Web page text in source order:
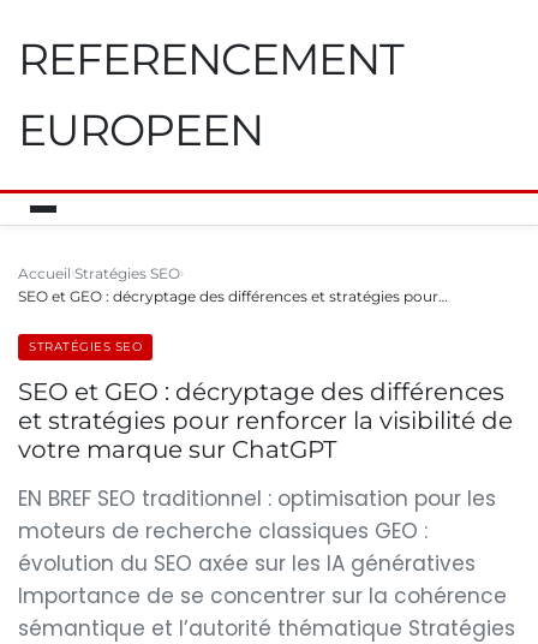
REFERENCEMENT
EUROPEEN
Accueil Stratégies SEO
SEO et GEO : décryptage des différences et stratégies pour…
STRATÉGIES SEO
SEO et GEO : décryptage des différences
et stratégies pour renforcer la visibilité de
votre marque sur ChatGPT
EN BREF SEO traditionnel : optimisation pour les
moteurs de recherche classiques GEO :
évolution du SEO axée sur les IA génératives
Importance de se concentrer sur la cohérence
sémantique et l’autorité thématique Stratégies